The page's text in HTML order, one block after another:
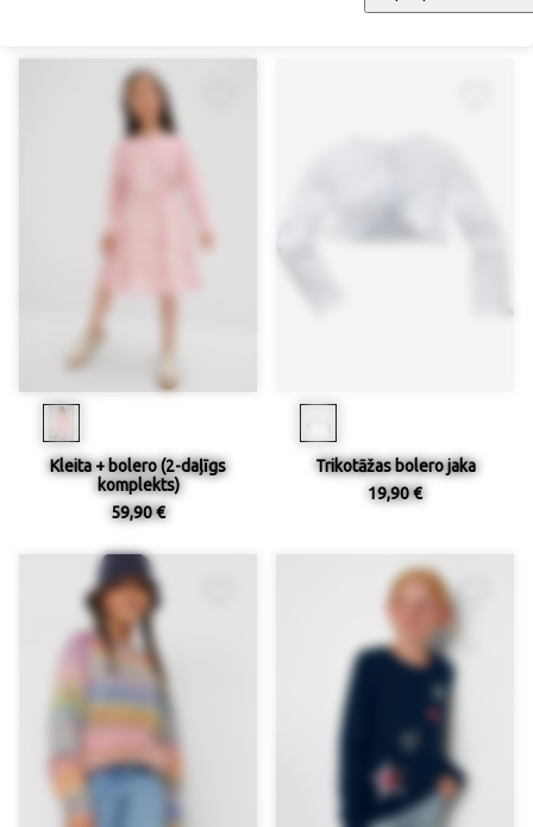
44,90 €
Kleita + bolero (2-daļīgs
komplekts)
59,90 €
Trikotāžas bolero jaka
19,90 €